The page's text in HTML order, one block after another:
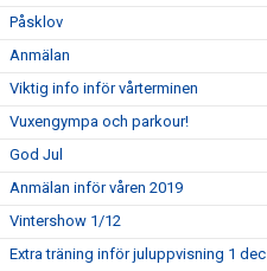
Påsklov
Anmälan
Viktig info inför vårterminen
Vuxengympa och parkour!
God Jul
Anmälan inför våren 2019
Vintershow 1/12
Extra träning inför juluppvisning 1 dec